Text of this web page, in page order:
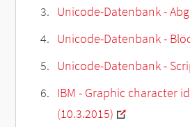
Unicode-Datenbank -
Unicode-Datenbank -
Unicode-Datenbank -
IBM - Graphic character
(10.3.2015)